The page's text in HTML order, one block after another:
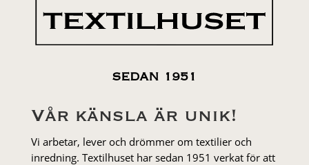
SEDAN 1951
Vår känsla är unik!
Vi arbetar, lever och drömmer om textilier och
inredning. Textilhuset har sedan 1951 verkat för att